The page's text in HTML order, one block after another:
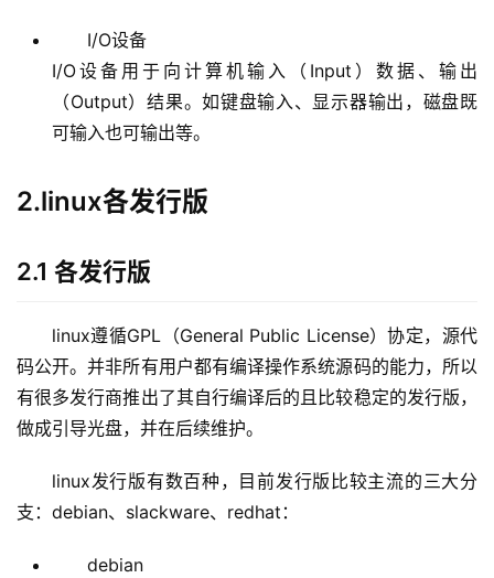
I/O设备
I/O设备用于向计算机输入（Input）数据、输出
（Output）结果。如键盘输入、显示器输出，磁盘既
可输入也可输出等。
2.linux各发行版
2.1 各发行版
linux遵循GPL（General Public License）协定，源代
码公开。并非所有用户都有编译操作系统源码的能力，所以
有很多发行商推出了其自行编译后的且比较稳定的发行版，
做成引导光盘，并在后续维护。
linux发行版有数百种，目前发行版比较主流的三大分
支：debian、slackware、redhat：
debian